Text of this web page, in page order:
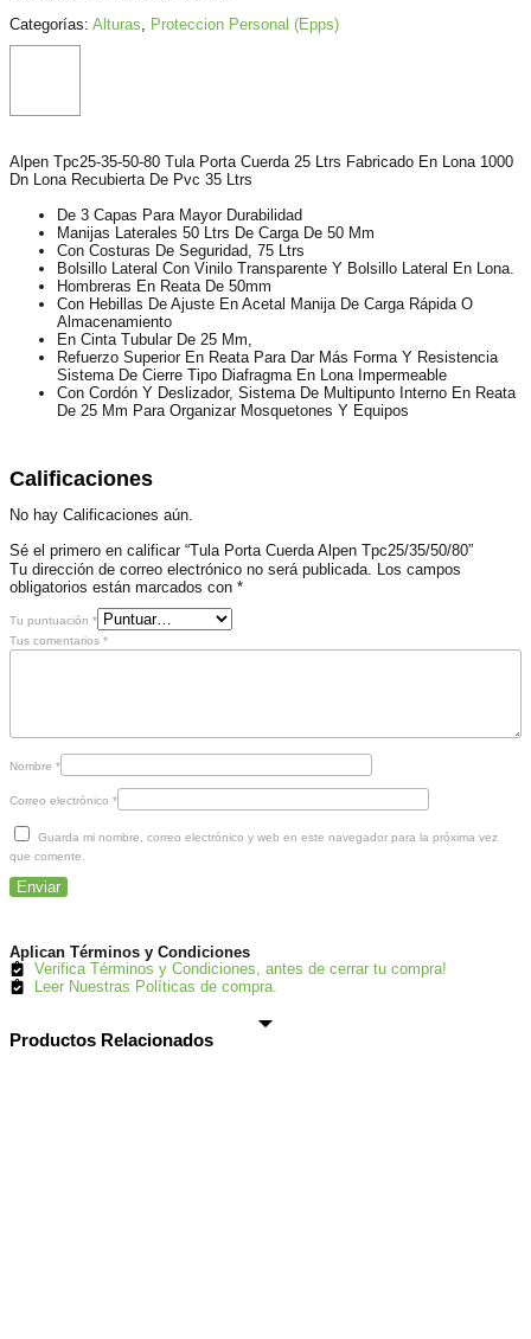
Categorías: Alturas, Proteccion Personal (Epps)
Alpen Tpc25-35-50-80 Tula Porta Cuerda 25 Ltrs Fabricado En Lona 1000
Dn Lona Recubierta De Pvc 35 Ltrs
De 3 Capas Para Mayor Durabilidad
Manijas Laterales 50 Ltrs De Carga De 50 Mm
Con Costuras De Seguridad, 75 Ltrs
Bolsillo Lateral Con Vinilo Transparente Y Bolsillo Lateral En Lona.
Hombreras En Reata De 50mm
Con Hebillas De Ajuste En Acetal Manija De Carga Rápida O
Almacenamiento
En Cinta Tubular De 25 Mm,
Refuerzo Superior En Reata Para Dar Más Forma Y Resistencia
Sistema De Cierre Tipo Diafragma En Lona Impermeable
Con Cordón Y Deslizador, Sistema De Multipunto Interno En Reata
De 25 Mm Para Organizar Mosquetones Y Equipos
Calificaciones
No hay Calificaciones aún.
Sé el primero en calificar “Tula Porta Cuerda Alpen Tpc25/35/50/80”
Tu dirección de correo electrónico no será publicada.
Los campos
obligatorios están marcados con *
Tu puntuación *
Tus comentarios *
Nombre *
Correo electrónico *
Guarda mi nombre, correo electrónico y web en este navegador para la próxima vez
que comente.
Aplican Términos y Condiciones
Verifica Términos y Condiciones, antes de cerrar tu compra!
Leer Nuestras Políticas de compra.
Productos Relacionados